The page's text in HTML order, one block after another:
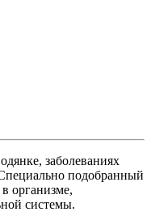
заболеваниях
подобранный
организме,
системы.